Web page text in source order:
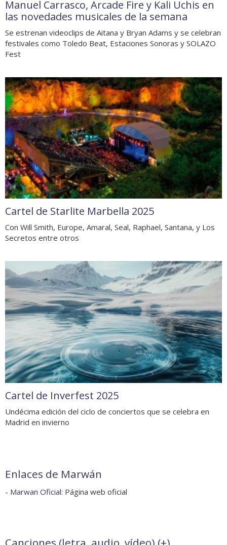
Manuel Carrasco, Arcade Fire y Kali Uchis en
las novedades musicales de la semana
Se estrenan videoclips de Aitana y Bryan Adams y se celebran
festivales como Toledo Beat, Estaciones Sonoras y SOLAZO
Fest
Cartel de Starlite Marbella 2025
Con Will Smith, Europe, Amaral, Seal, Raphael, Santana, y Los
Secretos entre otros
Cartel de Inverfest 2025
Undécima edición del ciclo de conciertos que se celebra en
Madrid en invierno
Enlaces de Marwán
- Marwan Oficial: Página web oficial